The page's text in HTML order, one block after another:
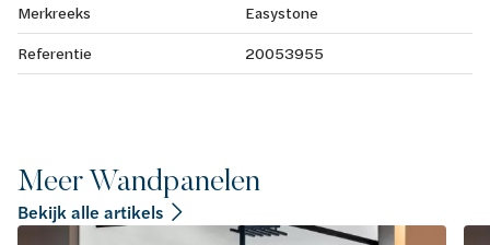
Merkreeks
Easystone
Referentie
20053955
Meer Wandpanelen
Bekijk alle artikels